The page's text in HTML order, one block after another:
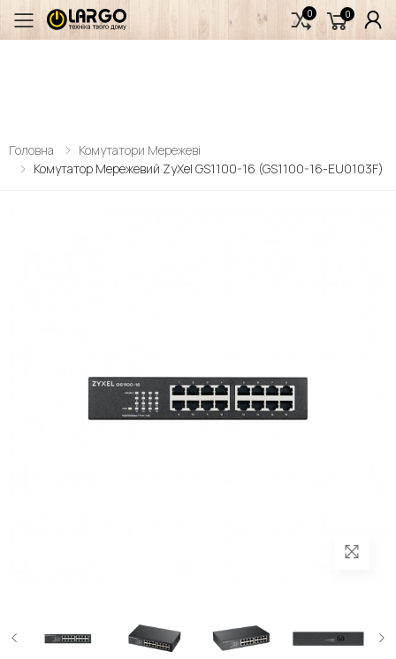
Переключити мобільне меню
0 0
Головна
Комутатори Мережеві
Комутатор Мережевий ZyXel GS1100-16 (GS1100-16-EU0103F)